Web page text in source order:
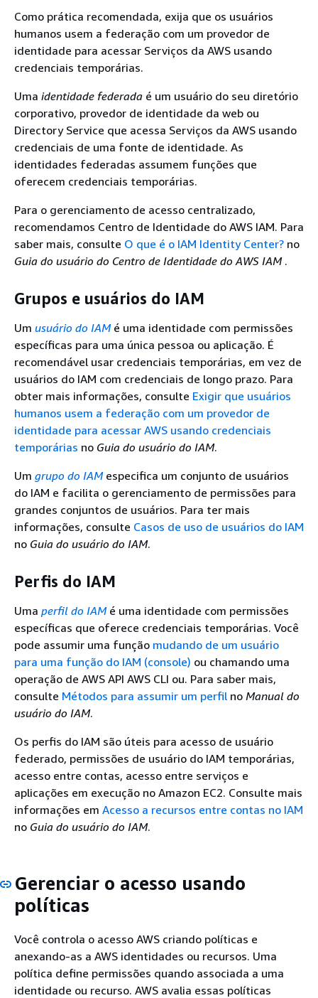
Como prática recomendada, exija que os usuários
humanos usem a federação com um provedor de
identidade para acessar Serviços da AWS usando
credenciais temporárias.
Uma identidade federada é um usuário do seu diretório
corporativo, provedor de identidade da web ou
Directory Service que acessa Serviços da AWS usando
credenciais de uma fonte de identidade. As
identidades federadas assumem funções que
oferecem credenciais temporárias.
Para o gerenciamento de acesso centralizado,
recomendamos Centro de Identidade do AWS IAM. Para
saber mais, consulte O que é o IAM Identity Center? no
Guia do usuário do Centro de Identidade do AWS IAM .
Grupos e usuários do IAM
Um usuário do IAMé uma identidade com permissões
específicas para uma única pessoa ou aplicação. É
recomendável usar credenciais temporárias, em vez de
usuários do IAM com credenciais de longo prazo. Para
obter mais informações, consulte Exigir que usuários
humanos usem a federação com um provedor de
identidade para acessar AWS usando credenciais
temporárias no Guia do usuário do IAM.
Um grupo do IAMespecifica um conjunto de usuários
do IAM e facilita o gerenciamento de permissões para
grandes conjuntos de usuários. Para ter mais
informações, consulte Casos de uso de usuários do IAM
no Guia do usuário do IAM.
Perfis do IAM
Uma perfil do IAMé uma identidade com permissões
específicas que oferece credenciais temporárias. Você
pode assumir uma função mudando de um usuário
para uma função do IAM (console) ou chamando uma
operação de AWS API AWS CLI ou. Para saber mais,
consulte Métodos para assumir um perfil no Manual do
usuário do IAM.
Os perfis do IAM são úteis para acesso de usuário
federado, permissões de usuário do IAM temporárias,
acesso entre contas, acesso entre serviços e
aplicações em execução no Amazon EC2. Consulte mais
informações em Acesso a recursos entre contas no IAM
no Guia do usuário do IAM.
Gerenciar o acesso usando
políticas
Você controla o acesso AWS criando políticas e
anexando-as a AWS identidades ou recursos. Uma
política define permissões quando associada a uma
identidade ou recurso. AWS avalia essas políticas